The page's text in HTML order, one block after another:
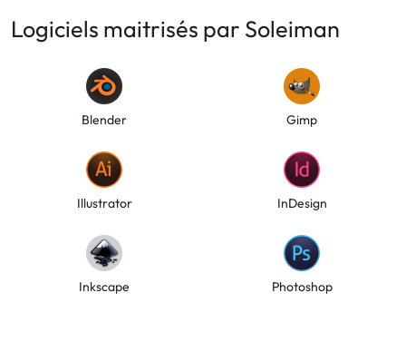
Logiciels maitrisés par Soleiman
Blender Gimp
Illustrator InDesign
Inkscape Photoshop